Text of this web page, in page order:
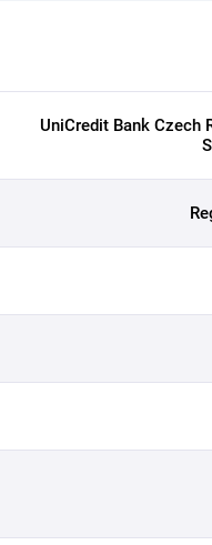
UniCredit Bank Czech